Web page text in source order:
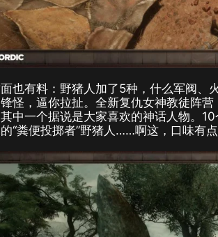
也有料：野猪人加了5种，什么军阀、
怪，逼你拉扯。全新复仇女神教徒阵
中一个据说是大家喜欢的神话人物。
“粪便投掷者”野猪人……啊这，口味有